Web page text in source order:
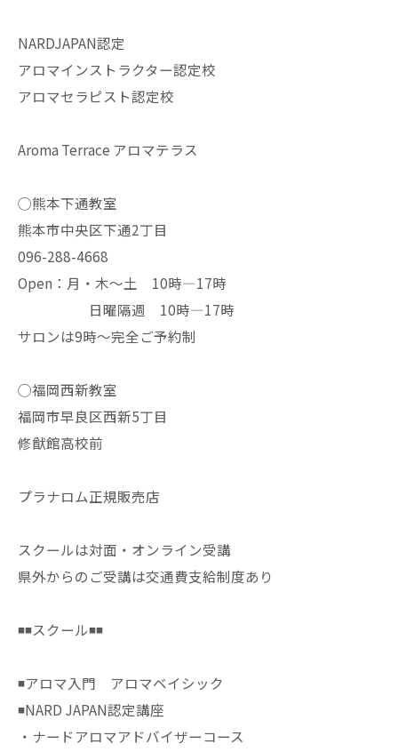
NARDJAPAN認定
アロマインストラクター認定校
アロマセラピスト認定校
Aroma Terrace アロマテラス
◯熊本下通教室
熊本市中央区下通2丁目
096-288-4668
Open：月・木〜土 10時—17時
日曜隔週 10時—17時
サロンは9時〜完全ご予約制
◯福岡西新教室
福岡市早良区西新5丁目
修猷館高校前
プラナロム正規販売店
スクールは対面・オンライン受講
県外からのご受講は交通費支給制度あり
◾️◾️スクール◾️◾️
◾️アロマ入門 アロマベイシック
◾️NARD JAPAN認定講座
・ナードアロマアドバイザーコース